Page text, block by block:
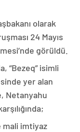
olarak
24 Mayıs
görüldü.
“Bezeq” isimli
yer alan
Netanyahu
mali imtiyaz